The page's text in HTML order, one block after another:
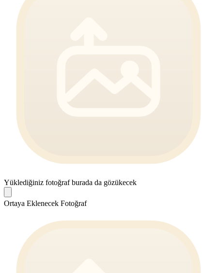
Yüklediğiniz fotoğraf burada da gözükecek
Ortaya Eklenecek Fotoğraf